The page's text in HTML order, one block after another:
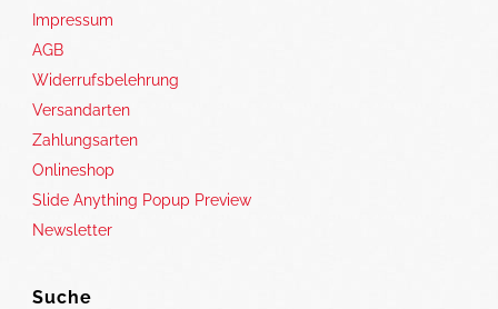
Impressum
AGB
Widerrufsbelehrung
Versandarten
Zahlungsarten
Onlineshop
Slide Anything Popup Preview
Newsletter
Suche